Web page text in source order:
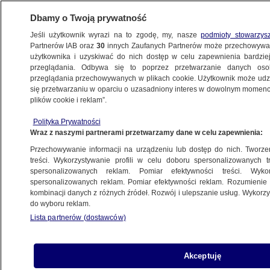
ŚWIAT
reakcja rządu
12.11.2025, 07:27
Posłuchaj artykułu
Czyta lektor AI
Dbamy o Twoją prywatność
Jeśli użytkownik wyrazi na to zgodę, my, naszepodmioty
Partnerów IAB oraz30 innych Zaufanych Partnerów może
użytkownika i uzyskiwać do nich dostęp w celu zapewnienia
przeglądania. Odbywa się to poprzez przetwarzanie danych
przeglądania przechowywanych w plikach cookie. Użytkownik może
się przetwarzaniu w oparciu o uzasadniony interes w dowolnym
plików cookie i reklam”.
Polityka Prywatności
Wraz z naszymi partnerami przetwarzamy dane w celu zapewnienia:
Przechowywanie informacji na urządzeniu lub dostęp do nich.
treści. Wykorzystywanie profili w celu doboru spersonalizowanych
spersonalizowanych reklam. Pomiar efektywności treści.
spersonalizowanych reklam. Pomiar efektywności reklam.
kombinacji danych z różnych źródeł. Rozwój i ulepszanie usług.
do wyboru reklam.
Lista partnerów (dostawców)
Akceptuję